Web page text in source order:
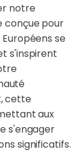
notre
conçue pour
se
s'inspirent
cette
aux
s'engager
significatifs.